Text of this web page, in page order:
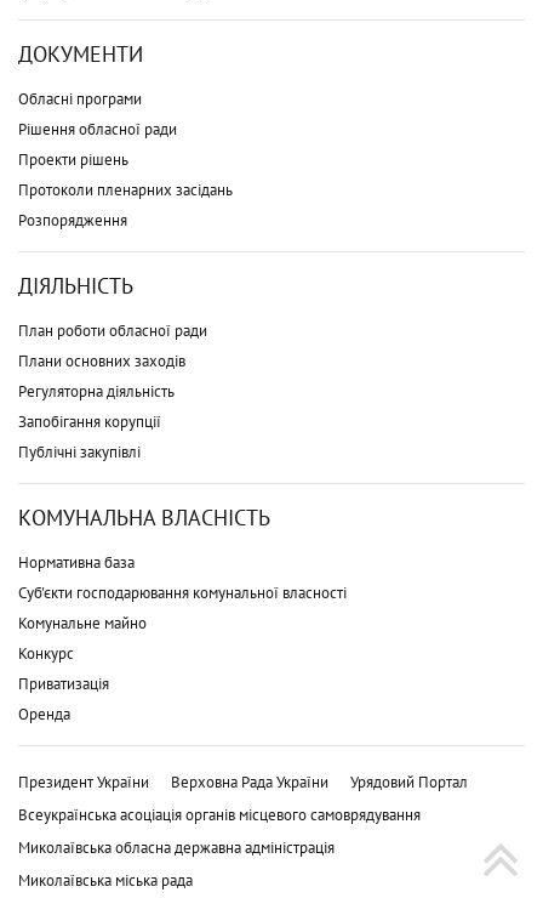
ДОКУМЕНТИ
Обласні програми
Рішення обласної ради
Проекти рішень
Протоколи пленарних засідань
Розпорядження
ДІЯЛЬНІСТЬ
План роботи обласної ради
Плани основних заходів
Регуляторна діяльність
Запобігання корупції
Публічні закупівлі
КОМУНАЛЬНА ВЛАСНІСТЬ
Нормативна база
Суб'єкти господарювання комунальної власності
Комунальне майно
Конкурс
Приватизація
Оренда
Президент України Верховна Рада України
Урядовий Портал
Всеукраїнська асоціація органів місцевого самоврядування
Миколаївська обласна державна адміністрація
Миколаївська міська рада